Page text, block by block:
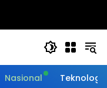
Nasional Teknologi